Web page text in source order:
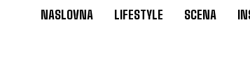
NASLOVNA LIFESTYLE SCENA